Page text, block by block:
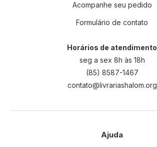
Acompanhe seu pedido
Formulário de contato
Horários de atendimento
seg a sex 8h às 18h
(85) 8587-1467
contato@livrariashalom.org
Ajuda